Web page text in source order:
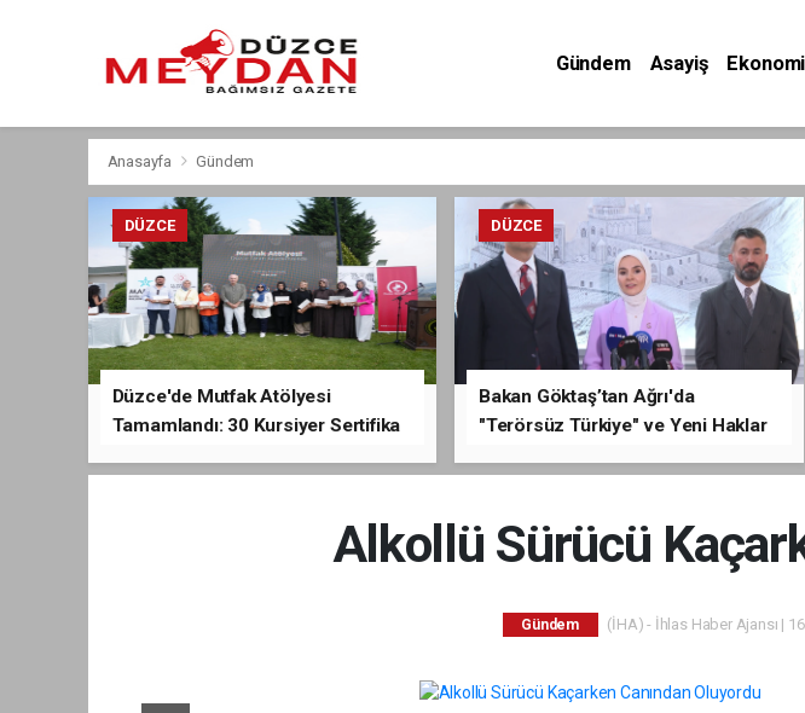
Gündem Asayiş Ekonomi
Anasayfa Gündem
DÜZCE
Düzce'de Mutfak Atölyesi
Tamamlandı: 30 Kursiyer Sertifika
DÜZCE
Bakan Göktaş’tan Ağrı'da
"Terörsüz Türkiye" ve Yeni Haklar
Alkollü Sürücü
Gündem (İHA) - İhlas Haber Ajansı |